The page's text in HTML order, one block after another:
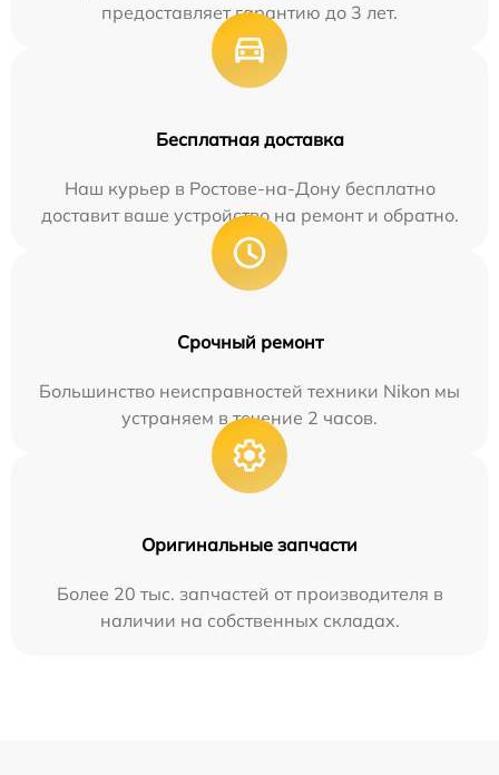
предоставляет гарантию до 3 лет.
Бесплатная доставка
Наш курьер в Ростове-на-Дону бесплатно
доставит ваше устройство на ремонт и обратно.
Срочный ремонт
Большинство неисправностей техники Nikon мы
устраняем в течение 2 часов.
Оригинальные запчасти
Более 20 тыс. запчастей от производителя в
наличии на собственных складах.